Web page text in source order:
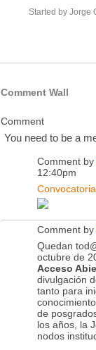
Started by Jorge
Comment Wall
Comment
You need to be a
Comment by
12:40pm
Comment by
Quedan
octubre de
Acceso
divulgación
tanto para
de
los años, la
nodos